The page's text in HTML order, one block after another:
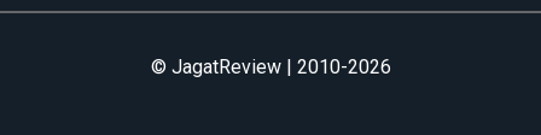
© JagatReview | 2010-2026